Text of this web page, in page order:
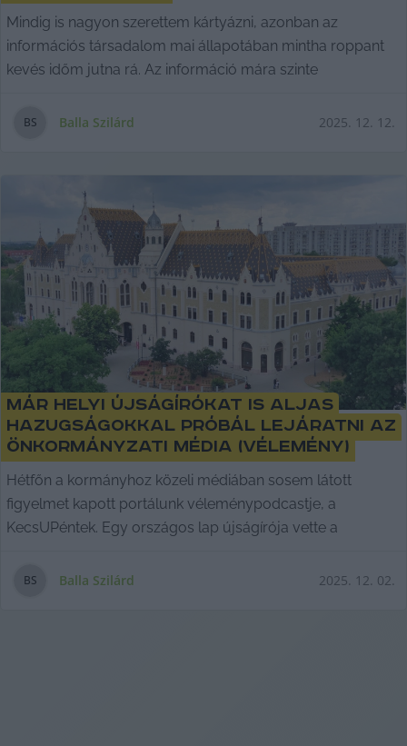
Mindig is nagyon szerettem kártyázni, azonban az
információs társadalom mai állapotában mintha roppant
kevés időm jutna rá. Az információ mára szinte
BS Balla Szilárd 2025. 12. 12.
Már helyi újságírókat is aljas
hazugságokkal próbál lejáratni az
önkormányzati média (vélemény)
Hétfőn a kormányhoz közeli médiában sosem látott
figyelmet kapott portálunk véleménypodcastje, a
KecsUPéntek. Egy országos lap újságírója vette a
BS Balla Szilárd 2025. 12. 02.